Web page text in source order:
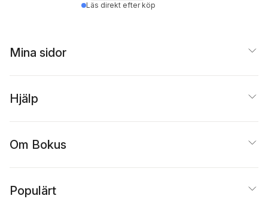
Läs direkt efter köp
Mina sidor
Hjälp
Om Bokus
Populärt